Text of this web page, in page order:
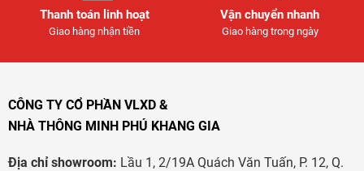
Thanh toán linh hoạt
Giao hàng nhận tiền
Vận chuyển nhanh
Giao hàng trong ngày
CÔNG TY CỔ PHẦN VLXD &
NHÀ THÔNG MINH PHÚ KHANG GIA
Địa chỉ showroom: Lầu 1, 2/19A Quách Văn Tuấn, P. 12, Q.